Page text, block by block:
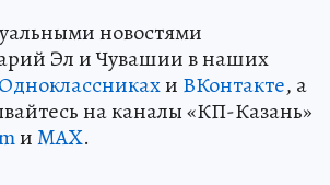
новостями
Эл и Чувашии в наших
Одноклассникахи ВКонтакте, а
на каналы «КП-Казань»
иMAX.